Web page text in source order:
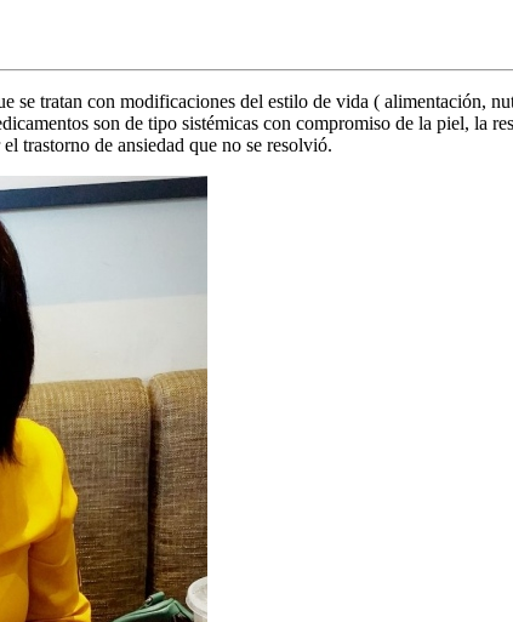
se tratan con modificaciones del estilo de vida ( alimentación,
son de tipo sistémicas con compromiso de la piel, la
trastorno de ansiedad que no se resolvió.